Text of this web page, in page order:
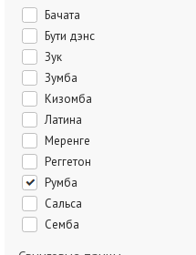
Бачата
Бути дэнс
Зук
Зумба
Кизомба
Латина
Меренге
Реггетон
Румба
Сальса
Семба